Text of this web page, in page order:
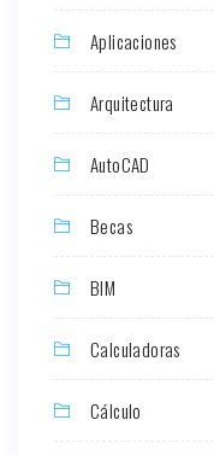
Aplicaciones
Arquitectura
AutoCAD
Becas
BIM
Calculadoras
Cálculo